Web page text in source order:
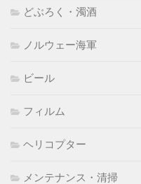
どぶろく・濁酒
ノルウェー海軍
ビール
フィルム
ヘリコプター
メンテナンス・清掃